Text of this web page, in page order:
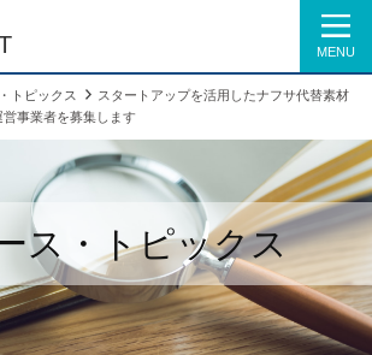
MENU
トピックス
スタートアップを活用したナフサ代替素材
事業者を募集します
ス・トピックス